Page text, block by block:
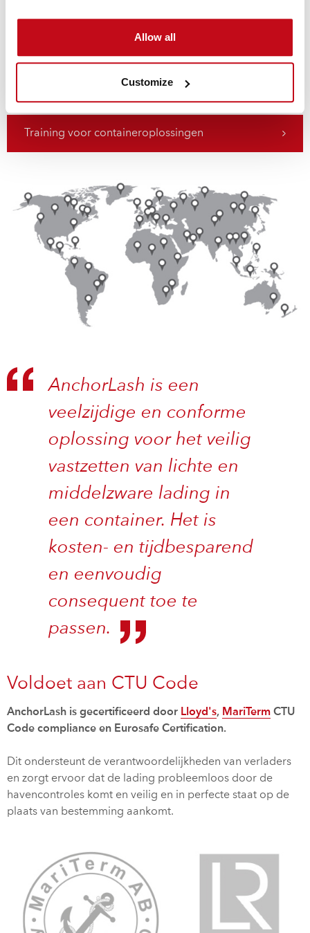
Allow all
Customize
Cordstrap Innovation Lab.
Deze training levert een grondig begrip van veilig,
afgestemd op specifieke klantvereisten.
Training voor containeroplossingen
AnchorLash is een
veelzijdige en conforme
oplossing voor het veilig
vastzetten van lichte en
middelzware lading in
een container. Het is
kosten- en tijdbesparend
en eenvoudig
consequent toe te
passen.
Voldoet aan CTU Code
AnchorLash is gecertificeerd door Lloyd's, MariTerm CTU
Code compliance en Eurosafe Certification.
Dit ondersteunt de verantwoordelijkheden van verladers
en zorgt ervoor dat de lading probleemloos door de
havencontroles komt en veilig en in perfecte staat op de
plaats van bestemming aankomt.